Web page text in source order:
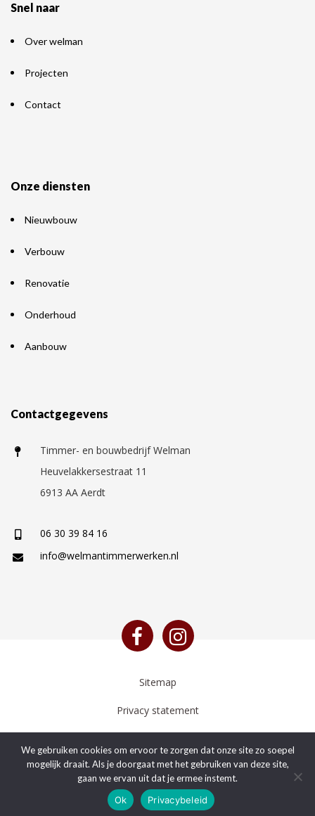
Snel naar
Over welman
Projecten
Contact
Onze diensten
Nieuwbouw
Verbouw
Renovatie
Onderhoud
Aanbouw
Contactgegevens
Timmer- en bouwbedrijf Welman
Heuvelakkersestraat 11
6913 AA Aerdt
06 30 39 84 16
info@welmantimmerwerken.nl
Sitemap
Privacy statement
Algemene voorwaarden Timmer- en bouwbedrijf Welman - 2026
Mailen
We gebruiken cookies om ervoor te zorgen dat onze site zo soepel
mogelijk draait. Als je doorgaat met het gebruiken van deze site,
gaan we ervan uit dat je ermee instemt.
Ok
Privacybeleid